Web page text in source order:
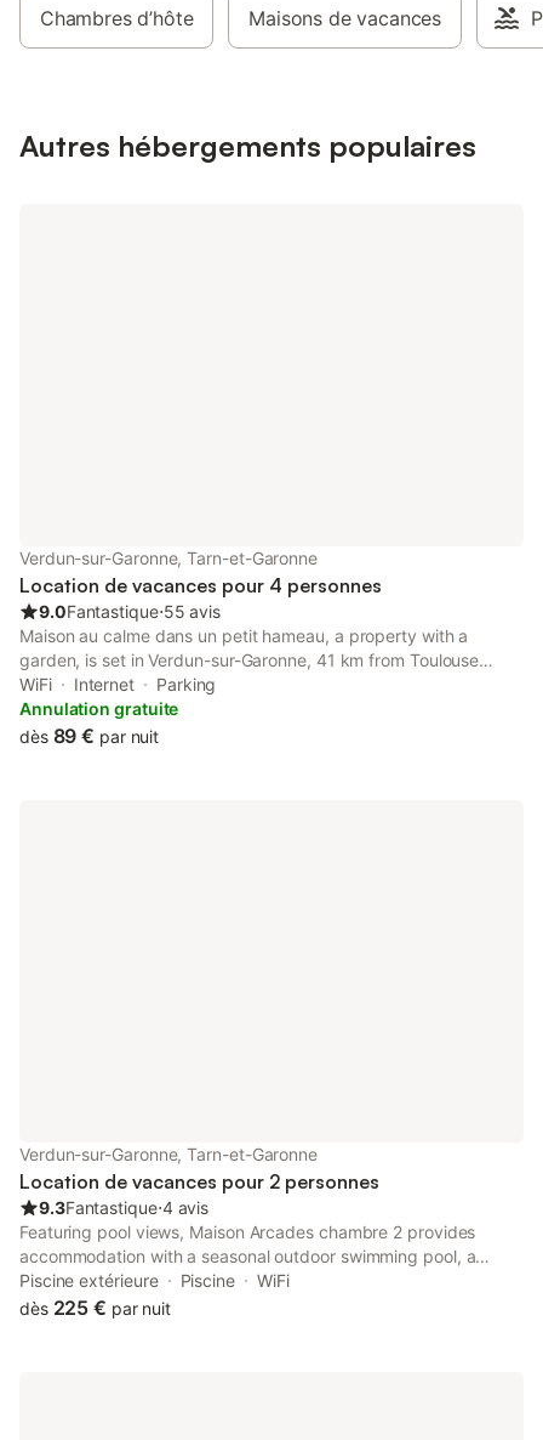
Chambres d’hôte Maisons de vacances
Autres hébergements populaires
Verdun-sur-Garonne, Tarn-et-Garonne
Location de vacances pour 4 personnes
9.0Fantastique⋅55 avis
Maison au calme dans un petit hameau, a property with a
garden, is set in Verdun-sur-Garonne, 41 km from Toulouse
Stadium, 48 km from Diagora Convention Centre, as well as 38
km from Pierre Baudis Japanese Garden.
WiFi Internet
Parking
Annulation gratuite
dès 89 € par nuit
Verdun-sur-Garonne, Tarn-et-Garonne
Location de vacances pour 2 personnes
9.3Fantastique⋅4 avis
Featuring pool views, Maison Arcades chambre 2 provides
accommodation with a seasonal outdoor swimming pool, a
garden and a bar, around 41 km from Toulouse Expo. This
property offers access to a terrace, free private parking and
Piscine extérieure Piscine
WiFi
dès 225 € par nuit